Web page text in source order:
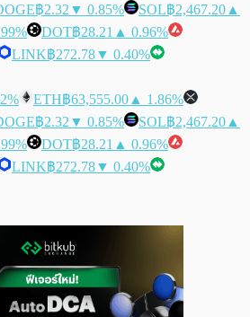
฿2.32 ▼ 0.85% SOL฿2,467.20 ▲
DOT฿28.21 ▲ 0.96%
LINK฿272.78▼ 0.40%
ETH฿63,555.00 ▲ 1.86%
฿2.32 ▼ 0.85% SOL฿2,467.20 ▲
DOT฿28.21 ▲ 0.96%
LINK฿272.78▼ 0.40%